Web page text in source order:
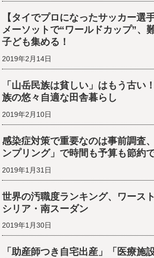
【タイでプロになったサッカー選
メーソットで“ワールドカップ”、
子ども集める！
2019年2月14日
「山岳民族は貧しい」はもう古い
族の悠々自適な田舎暮らし
2019年2月10日
感染症対策で重要なのは事前調査
ンプリング」で時間も予算も節約
2019年1月31日
世界の汚職度ランキング、ワース
シリア・南スーダン
2019年1月30日
「助産師つき自宅出産」「医療施